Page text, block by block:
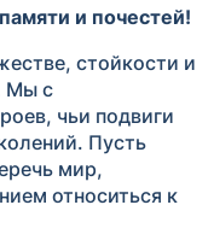
и почестей!
стойкости и
Мы с
чьи подвиги
Пусть
мир,
относиться к